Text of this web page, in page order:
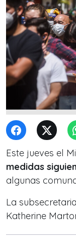
Este jueves el
medidas
algunas
La
Katherine